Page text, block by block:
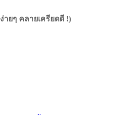
ายๆ คลายเครียดดี !)